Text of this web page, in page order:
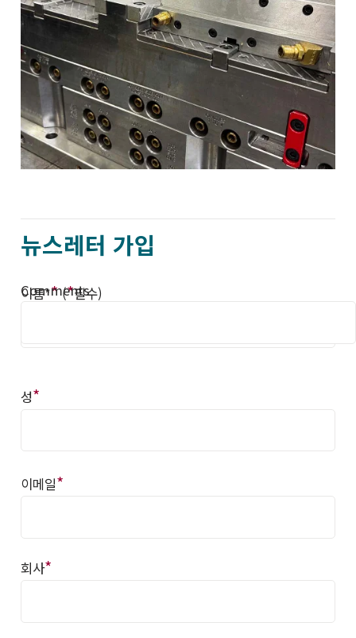
뉴스레터 가입
Comments
이름**(*필수)
성*
이메일*
회사*